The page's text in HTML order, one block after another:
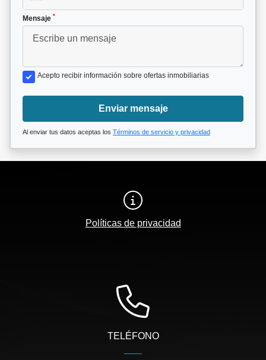
Mensaje *
Acepto recibir información sobre ofertas inmobiliarias
Enviar mensaje
Al enviar tus datos aceptas los Términos de servicio y privacidad
Políticas de privacidad
TELÉFONO